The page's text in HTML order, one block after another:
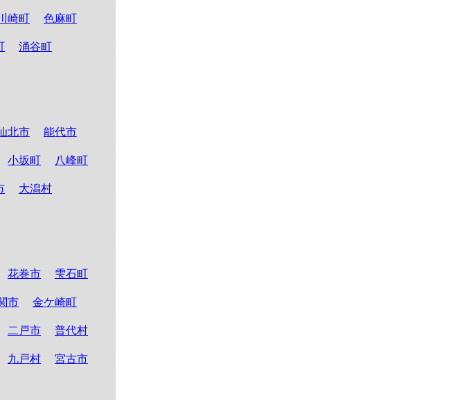
崎町 色麻町
涌谷町
北市 能代市
小坂町 八峰町
大潟村
花巻市 雫石町
市 金ケ崎町
二戸市 普代村
九戸村 宮古市